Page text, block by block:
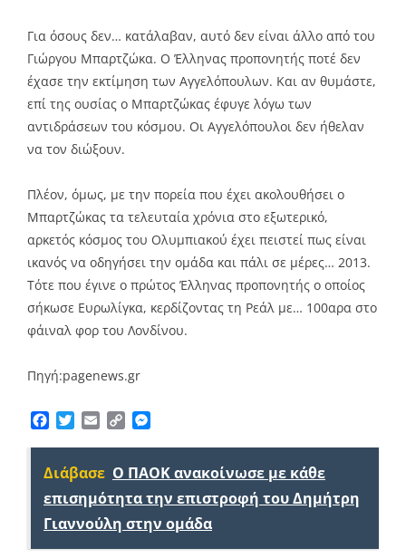
Για όσους δεν… κατάλαβαν, αυτό δεν είναι άλλο από του
Γιώργου Μπαρτζώκα. Ο Έλληνας προπονητής ποτέ δεν
έχασε την εκτίμηση των Αγγελόπουλων. Και αν θυμάστε,
επί της ουσίας ο Μπαρτζώκας έφυγε λόγω των
αντιδράσεων του κόσμου. Οι Αγγελόπουλοι δεν ήθελαν
να τον διώξουν.
Πλέον, όμως, με την πορεία που έχει ακολουθήσει ο
Μπαρτζώκας τα τελευταία χρόνια στο εξωτερικό,
αρκετός κόσμος του Ολυμπιακού έχει πειστεί πως είναι
ικανός να οδηγήσει την ομάδα και πάλι σε μέρες… 2013.
Τότε που έγινε ο πρώτος Έλληνας προπονητής ο οποίος
σήκωσε Ευρωλίγκα, κερδίζοντας τη Ρεάλ με… 100αρα στο
φάιναλ φορ του Λονδίνου.
Πηγή:pagenews.gr
Facebook
TwitterEmailCopy
Διάβασε Ο ΠΑΟΚ ανακοίνωσε με κάθε
επισημότητα την επιστροφή του Δημήτρη
Γιαννούλη στην ομάδα